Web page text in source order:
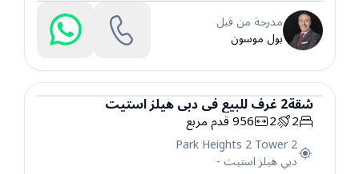
مدرجة من قبل
بول موسون
شقة
شقة2غرفللبيعفيدبي هيلز استيت
2
2
956قدم مربع
Park Heights 2 Tower 2
دبي هيلز استيت -